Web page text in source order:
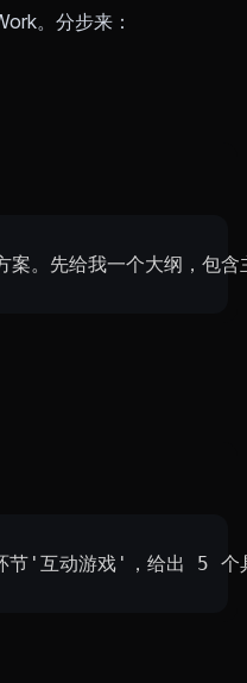
。分步来：
案。先给我一个大纲，包
节'互动游戏'，给出 5 个